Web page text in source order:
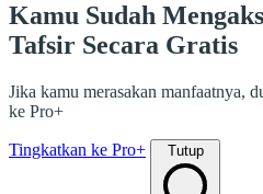
Kamu Sudah
Tafsir Secara Gratis
Jika kamu merasakan manfaatnya,
ke Pro+
Tingkatkan ke Pro+ Tutup